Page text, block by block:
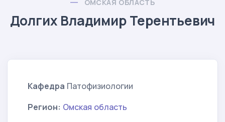
ОМСКАЯ ОБЛАСТЬ
Долгих Владимир Терентьевич
Кафедра Патофизиологии
Регион: Омская область